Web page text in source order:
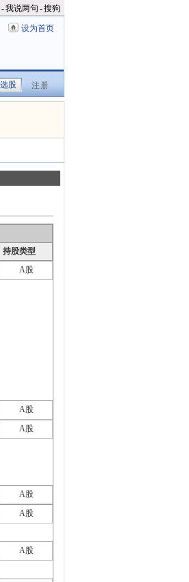
-我说两句 -搜狗
设为首页
注册
持股类型
A股
A股
A股
A股
A股
A股